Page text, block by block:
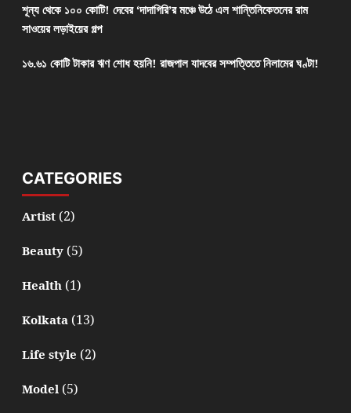
শূন্য থেকে ১০০ কোটি! দেবের ‘দাদাগিরি’র মঞ্চে উঠে এল শান্তিনিকেতনের রাম
সাওয়ের লড়াইয়ের গল্প
১৬.৬১ কোটি টাকার ঋণ শোধ হয়নি! রাজপাল যাদবের সম্পত্তিতে নিলামের ঘণ্টা!
CATEGORIES
Artist(2)
Beauty(5)
Health(1)
Kolkata(13)
Life style (2)
Model(5)